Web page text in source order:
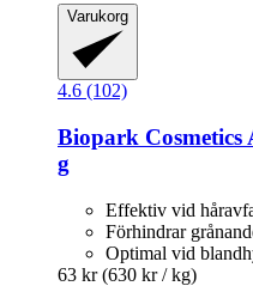
Varukorg
4.6 (102)
Biopark Cosmetics
g
Effektiv vid
Förhindrar
Optimal vid
63 kr (630 kr / kg)